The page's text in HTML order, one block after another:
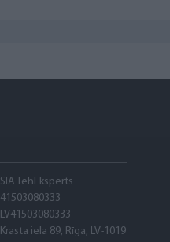
SIA TehEksperts
41503080333
LV41503080333
Krasta iela 89, Rīga, LV-1019